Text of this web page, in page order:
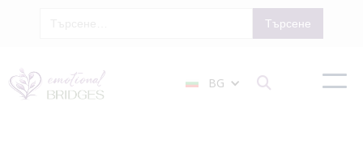
BG 